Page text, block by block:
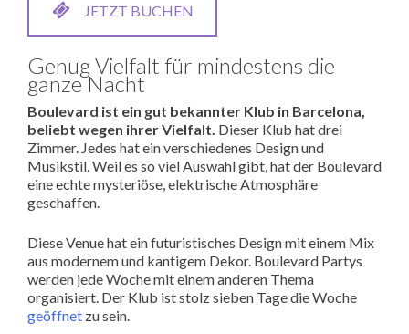
JETZT BUCHEN
Genug Vielfalt für mindestens die
ganze Nacht
Boulevard ist ein gut bekannter Klub in Barcelona,
beliebt wegen ihrer Vielfalt. Dieser Klub hat drei
Zimmer. Jedes hat ein verschiedenes Design und
Musikstil. Weil es so viel Auswahl gibt, hat der Boulevard
eine echte mysteriöse, elektrische Atmosphäre
geschaffen.
Diese Venue hat ein futuristisches Design mit einem Mix
aus modernem und kantigem Dekor. Boulevard Partys
werden jede Woche mit einem anderen Thema
organisiert. Der Klub ist stolz sieben Tage die Woche
geöffnet zu sein.